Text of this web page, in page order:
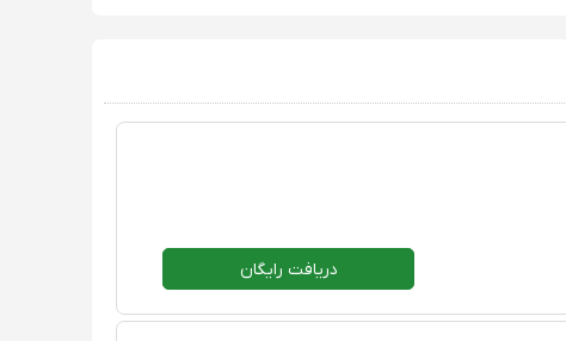
دریافت رایگان